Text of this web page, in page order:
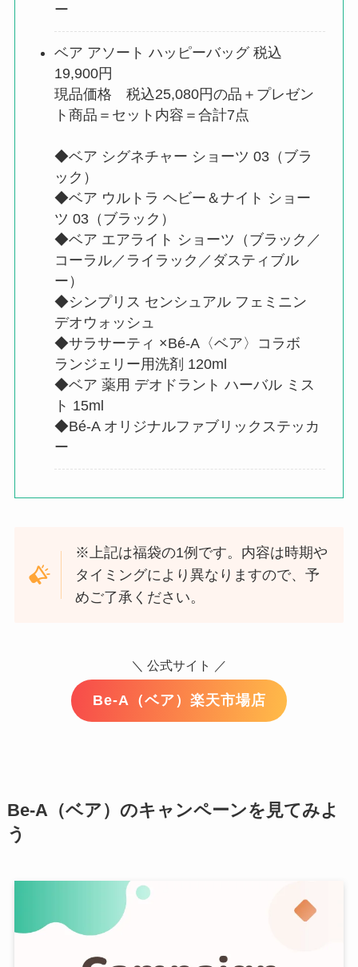
ー
ベア アソート ハッピーバッグ 税込
19,900円
現品価格 税込25,080円の品＋プレゼン
ト商品＝セット内容＝合計7点
◆ベア シグネチャー ショーツ 03（ブラ
ック）
◆ベア ウルトラ ヘビー＆ナイト ショー
ツ 03（ブラック）
◆ベア エアライト ショーツ（ブラック／
コーラル／ライラック／ダスティブル
ー）
◆シンプリス センシュアル フェミニン
デオウォッシュ
◆サラサーティ ×Bé-A〈ベア〉コラボ
ランジェリー用洗剤 120ml
◆ベア 薬用 デオドラント ハーバル ミス
ト 15ml
◆Bé-A オリジナルファブリックステッカ
ー
※上記は福袋の1例です。内容は時期や
タイミングにより異なりますので、予
めご了承ください。
＼ 公式サイト ／
Be-A（ベア）楽天市場店
Be-A（ベア）のキャンペーンを見てみよ
う